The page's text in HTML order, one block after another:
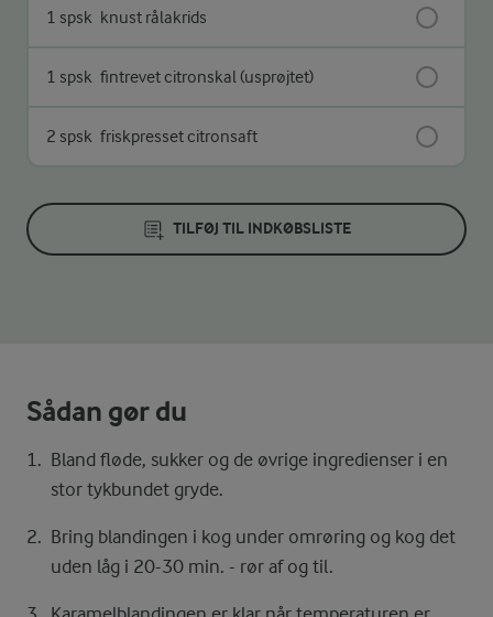
1 spsk knust rålakrids
1 spsk fintrevet citronskal (usprøjtet)
2 spsk friskpresset citronsaft
TILFØJ TIL INDKØBSLISTE
Sådan gør du
Bland fløde, sukker og de øvrige ingredienser i en
stor tykbundet gryde.
Bring blandingen i kog under omrøring og kog det
uden låg i 20-30 min. - rør af og til.